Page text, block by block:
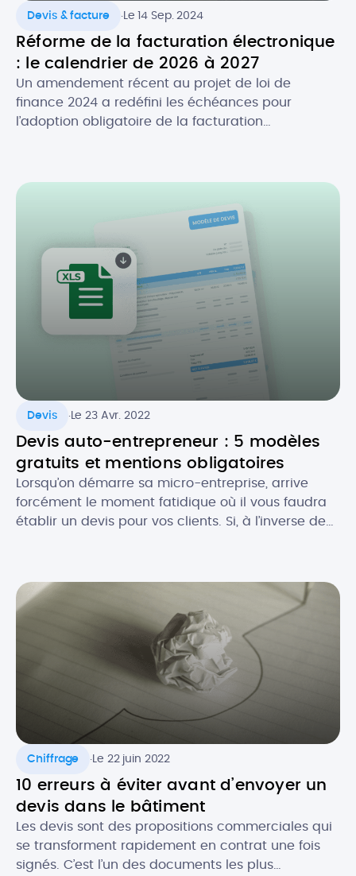
Devis & facture .Le 14 Sep. 2024
Réforme de la facturation électronique
: le calendrier de 2026 à 2027
Un amendement récent au projet de loi de
finance 2024 a redéfini les échéances pour
l’adoption obligatoire de la facturation
entreprises en France s’appliquera désormais à
partir du 1er septembre 2026. Quel est […]
Devis Le 23 Avr. 2022
Devis auto-entrepreneur : 5 modèles
gratuits et mentions obligatoires
Lorsqu’on démarre sa micro-entreprise, arrive
forcément le moment fatidique où il vous faudra
établir un devis pour vos clients. Si, à l’inverse de
devis en tant que micro-entrepreneur ? Que doit-
il contenir au niveau […]
Chiffrage Le 22 juin 2022
10 erreurs à éviter avant d’envoyer un
devis dans le bâtiment
Les devis sont des propositions commerciales qui
se transforment rapidement en contrat une fois
signés. C’est l’un des documents les plus